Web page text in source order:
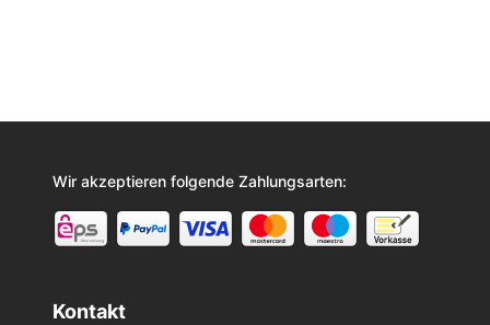
Wir akzeptieren folgende Zahlungsarten:
Kontakt